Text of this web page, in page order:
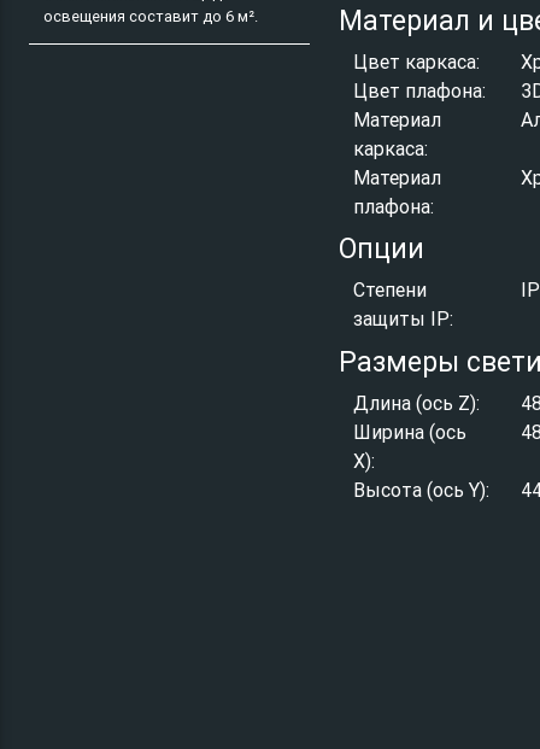
освещения составит до 6 м².
Материал и
Цвет каркаса:
Цвет плафона:
Материал
каркаса:
Материал
плафона:
Опции
Степени
защиты IP:
Размеры
Длина (ось Z):
Ширина (ось
X):
Высота (ось Y):